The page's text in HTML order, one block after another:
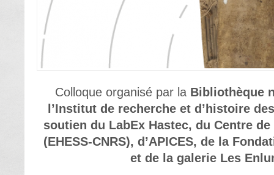
Colloque organisé par la Bibliothèque
l’Institut de recherche et d’histoire
soutien du LabEx Hastec, du Centre
(EHESS-CNRS), d’APICES, de la
et de la galerie Les